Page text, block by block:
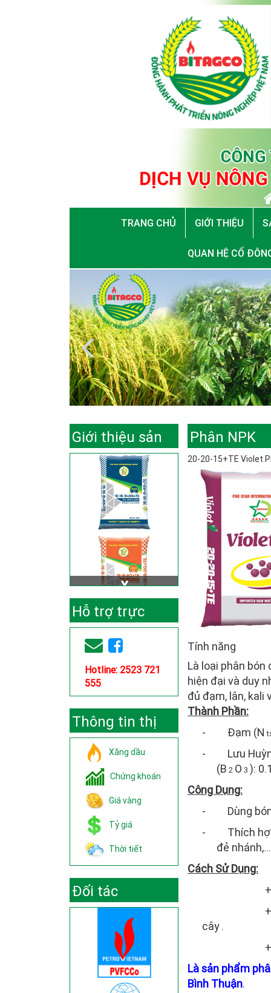
TRANG CHỦ GIỚI THIỆU
QUAN HỆ CỔ
Giới thiệu sản
phẩm
Hỗ trợ trực
tuyến
Hotline: 2523 721
555
Thông tin thị
trườngXăng dầu
Chứng khoán
Giá vàng
Tỷ giá
Thời tiết
Đối tác
Phân NPK
20-20-15+TE Violet
Tính năng
Là loại phân
hiện đại và duy
đủ đạm, lân, kali
Thành Phần:
-
Đạm (N
-
Lưu
(B 2 O 3 ):
Công Dụng:
-
Dùng
-
Thích
đẻ
Cách Sử Dụng:
+ Cây
+ Cây
cây.
+ Cây
Là sản phẩm
Bình Thuận.